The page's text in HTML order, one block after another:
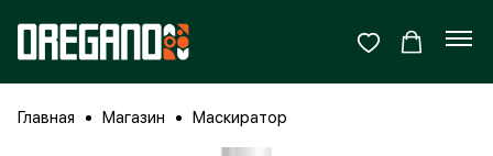
Главная Магазин Маскиратор